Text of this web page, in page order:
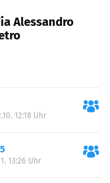
Alessandro
12:18 Uhr
13:26 Uhr